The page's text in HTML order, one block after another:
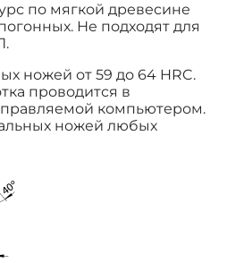
по мягкой древесине
Не подходят для
ножей от 59 до 64 HRC.
проводится в
компьютером.
ножей любых